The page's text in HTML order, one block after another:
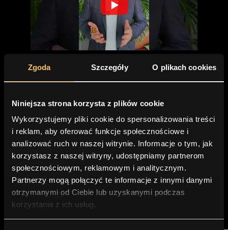
Zgoda Szczegóły O plikach cookies
Niniejsza strona korzysta z plików cookie
Wykorzystujemy pliki cookie do spersonalizowania treści
i reklam, aby oferować funkcje społecznościowe i
analizować ruch w naszej witrynie. Informacje o tym, jak
korzystasz z naszej witryny, udostępniamy partnerom
społecznościowym, reklamowym i analitycznym.
Partnerzy mogą połączyć te informacje z innymi danymi
otrzymanymi od Ciebie lub uzyskanymi podczas
korzystania z ich usług.
Ile jest wart człowiek, który
Tak działa polisa ze zwrotem